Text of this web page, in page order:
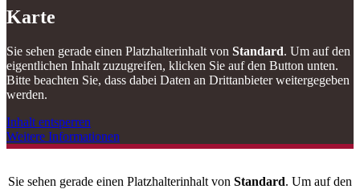
Karte
Sie sehen gerade einen Platzhalterinhalt von Standard. Um auf den
eigentlichen Inhalt zuzugreifen, klicken Sie auf den Button unten.
Bitte beachten Sie, dass dabei Daten an Drittanbieter weitergegeben
werden.
Inhalt entsperren
Weitere Informationen
Sie sehen gerade einen Platzhalterinhalt von Standard. Um auf den